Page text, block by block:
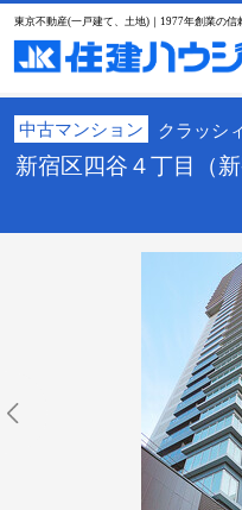
東京不動産(一戸建て、土地)｜1977年創業の信
中古マンション クラッシ
新宿区四谷４丁目（